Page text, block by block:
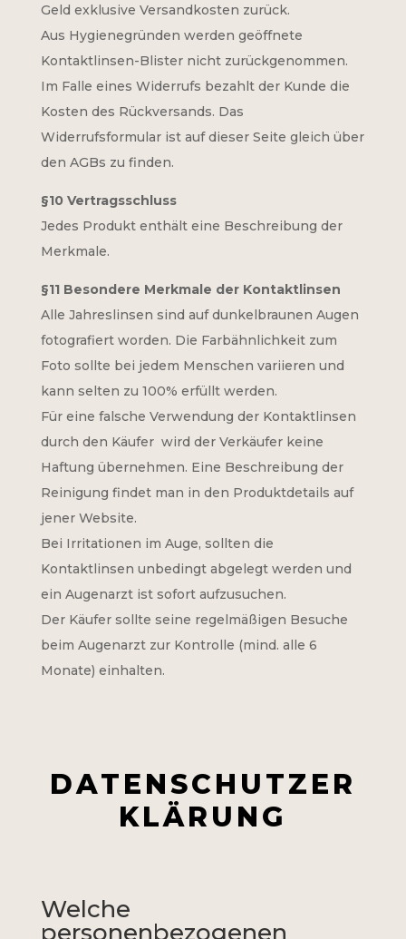
Geld exklusive Versandkosten zurück.
Aus Hygienegründen werden geöffnete
Kontaktlinsen-Blister nicht zurückgenommen.
Im Falle eines Widerrufs bezahlt der Kunde die
Kosten des Rückversands. Das
Widerrufsformular ist auf dieser Seite gleich über
den AGBs zu finden.
§10 Vertragsschluss
Jedes Produkt enthält eine Beschreibung der
Merkmale.
§11 Besondere Merkmale der Kontaktlinsen
Alle Jahreslinsen sind auf dunkelbraunen Augen
fotografiert worden. Die Farbähnlichkeit zum
Foto sollte bei jedem Menschen variieren und
kann selten zu 100% erfüllt werden.
Für eine falsche Verwendung der Kontaktlinsen
durch den Käufer wird der Verkäufer keine
Haftung übernehmen. Eine Beschreibung der
Reinigung findet man in den Produktdetails auf
jener Website.
Bei Irritationen im Auge, sollten die
Kontaktlinsen unbedingt abgelegt werden und
ein Augenarzt ist sofort aufzusuchen.
Der Käufer sollte seine regelmäßigen Besuche
beim Augenarzt zur Kontrolle (mind. alle 6
Monate) einhalten.
DATENSCHUTZER
KLÄRUNG
Welche
personenbezogenen